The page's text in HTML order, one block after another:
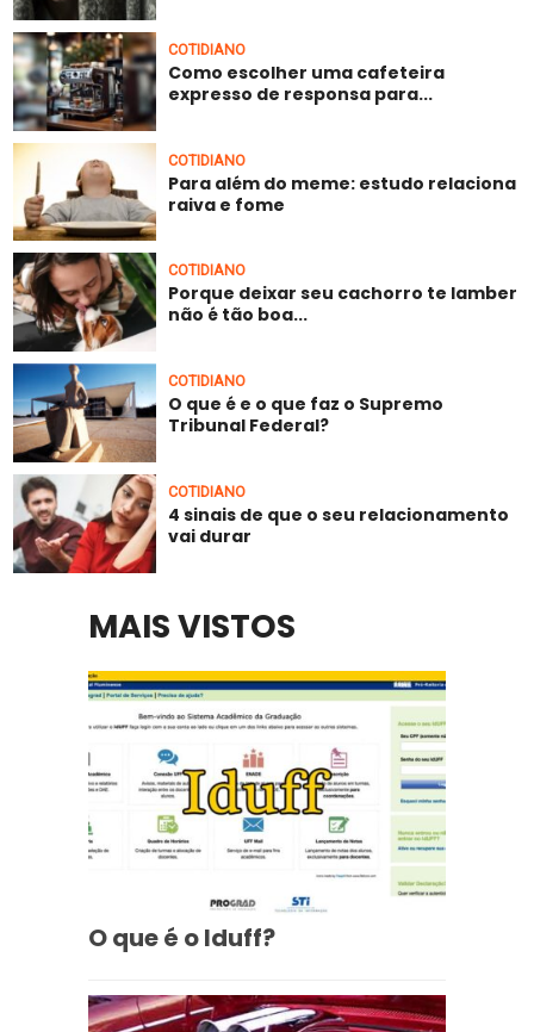
COTIDIANO
Como escolher uma cafeteira
expresso de responsa para...
COTIDIANO
Para além do meme: estudo relaciona
raiva e fome
COTIDIANO
Porque deixar seu cachorro te lamber
não é tão boa...
COTIDIANO
O que é e o que faz o Supremo
Tribunal Federal?
COTIDIANO
4 sinais de que o seu relacionamento
vai durar
MAIS VISTOS
O que é o Iduff?